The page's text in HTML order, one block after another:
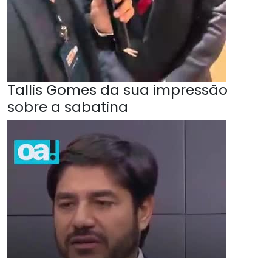
Tallis Gomes da sua impressão
sobre a sabatina